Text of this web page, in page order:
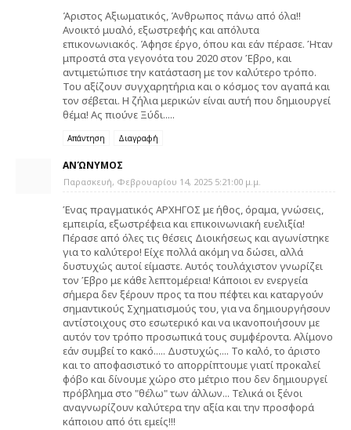
Άριστος Αξιωματικός, Άνθρωπος πάνω από όλα!!
Ανοικτό μυαλό, εξωστρεφής και απόλυτα
επικονωνιακός. Άφησε έργο, όπου και εάν πέρασε. Ήταν
μπροστά στα γεγονότα του 2020 στον Έβρο, και
αντιμετώπισε την κατάσταση με τον καλύτερο τρόπο.
Του αξίζουν συγχαρητήρια και ο κόσμος τον αγαπά και
τον σέβεται. Η ζήλια μερικών είναι αυτή που δημιουργεί
θέμα! Ας πιούνε Ξύδι.....
Απάντηση Διαγραφή
ΑΝΏΝΥΜΟΣ
Παρασκευή, Φεβρουαρίου 14, 2025 5:21:00 μ.μ.
Ένας πραγματικός ΑΡΧΗΓΟΣ με ήθος, όραμα, γνώσεις,
εμπειρία, εξωστρέφεια και επικοινωνιακή ευελιξία!
Πέρασε από όλες τις θέσεις Διοικήσεως και αγωνίστηκε
για το καλύτερο! Είχε πολλά ακόμη να δώσει, αλλά
δυστυχώς αυτοί είμαστε. Αυτός τουλάχιστον γνωρίζει
τον Έβρο με κάθε λεπτομέρεια! Κάποιοι εν ενεργεία
σήμερα δεν ξέρουν προς τα που πέφτει και καταργούν
σημαντικούς Σχηματισμούς του, για να δημιουργήσουν
αντίστοιχους στο εσωτερικό και να ικανοποιήσουν με
αυτόν τον τρόπο προσωπικά τους συμφέροντα. Αλίμονο
εάν συμβεί το κακό..... Δυστυχώς.... Το καλό, το άριστο
και το αποφασιστικό το απορρίπτουμε γιατί προκαλεί
φόβο και δίνουμε χώρο στο μέτριο που δεν δημιουργεί
πρόβλημα στο "θέλω" των άλλων... Τελικά οι ξένοι
αναγνωρίζουν καλύτερα την αξία και την προσφορά
κάποιου από ότι εμείς!!!